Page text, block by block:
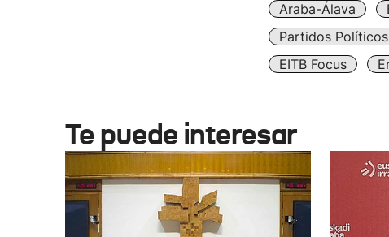
Araba-Álava
Partidos Políticos
EITB Focus
Te puede interesar